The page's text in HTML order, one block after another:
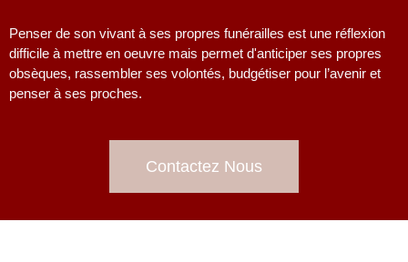
Penser de son vivant à ses propres funérailles est une réflexion
difficile à mettre en oeuvre mais permet d'anticiper ses propres
obsèques, rassembler ses volontés, budgétiser pour l’avenir et
penser à ses proches.
Contactez Nous